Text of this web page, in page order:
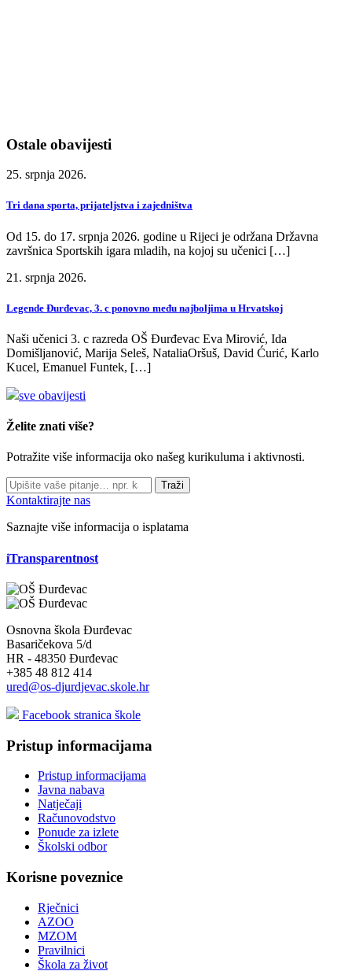
Ostale obavijesti
25. srpnja 2026.
Tri dana sporta, prijateljstva i zajedništva
Od 15. do 17. srpnja 2026. godine u Rijeci je održana Državna
završnica Sportskih igara mladih, na kojoj su učenici […]
21. srpnja 2026.
Legende Đurđevac, 3. c ponovno među najboljima u Hrvatskoj
Naši učenici 3. c razreda OŠ Đurđevac Eva Mirović, Ida
Domišljanović, Marija Seleš, NataliaOršuš, David Ćurić, Karlo
Kucel, Emanuel Funtek, […]
sve obavijesti
Želite znati više?
Potražite više informacija oko našeg kurikuluma i aktivnosti.
Traži
Kontaktirajte nas
Saznajte više informacija o isplatama
iTransparentnost
Osnovna škola Đurđevac
Basaričekova 5/d
HR - 48350 Đurđevac
+385 48 812 414
ured@os-djurdjevac.skole.hr
Facebook stranica škole
Pristup informacijama
Pristup informacijama
Javna nabava
Natječaji
Računovodstvo
Ponude za izlete
Školski odbor
Korisne poveznice
Rječnici
AZOO
MZOM
Pravilnici
Škola za život